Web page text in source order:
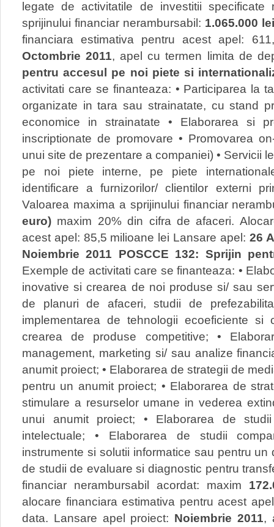
legate de activitatile de investitii
sprijinului financiar nerambursabil: 1.065.000
financiara estimativa pentru acest apel:
Octombrie 2011, apel cu termen limita de
pentru accesul pe noi piete si
activitati care se finanteaza: • Participarea la
organizate in tara sau strainatate, cu stand
economice in strainatate • Elaborarea si
inscriptionate de promovare • Promovarea
unui site de prezentare a companiei) • Servicii
pe noi piete interne, pe piete
identificare a furnizorilor/ clientilor externi
Valoarea maxima a sprijinului financiar
euro) maxim 20% din cifra de afaceri.
acest apel: 85,5 milioane lei Lansare apel: 26
Noiembrie 2011
POSCCE 132: Sprijin
Exemple de activitati care se finanteaza: •
inovative si crearea de noi produse si/ sau
de planuri de afaceri, studii de
implementarea de tehnologii ecoeficiente si
crearea de produse competitive; •
management, marketing si/ sau analize
anumit proiect; • Elaborarea de strategii de
pentru un anumit proiect; • Elaborarea de
stimulare a resurselor umane in vederea
unui anumit proiect; • Elaborarea de
intelectuale; • Elaborarea de studii
instrumente si solutii informatice sau pentru un
de studii de evaluare si diagnostic pentru
financiar nerambursabil acordat: maxim
alocare financiara estimativa pentru acest
data. Lansare apel proiect: Noiembrie 2011,